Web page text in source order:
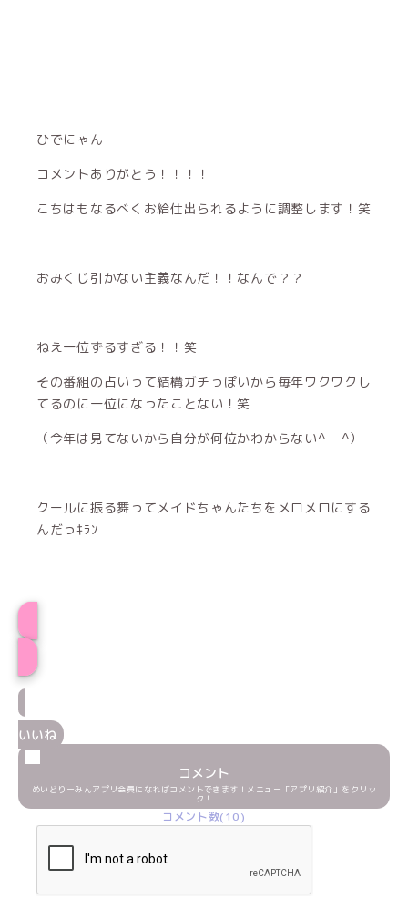
ひでにゃん
コメントありがとう！！！！
こちはもなるべくお給仕出られるように調整します！笑
おみくじ引かない主義なんだ！！なんで？？
ねえ一位ずるすぎる！！笑
その番組の占いって結構ガチっぽいから毎年ワクワクし
てるのに一位になったことない！笑
（今年は見てないから自分が何位かわからない^ - ^）
クールに振る舞ってメイドちゃんたちをメロメロにする
んだっｷﾗﾝ
いいね
コメント
めいどりーみんアプリ会員になればコメントできます！メニュー「アプリ紹介」をクリッ
ク！
コメント数(10)